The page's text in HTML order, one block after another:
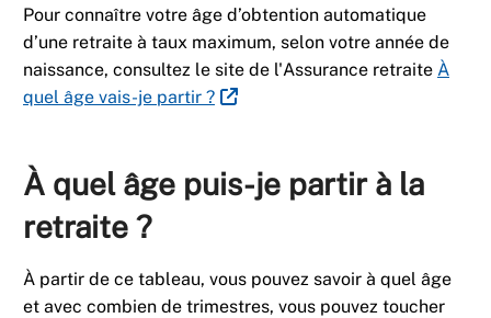
Pour connaître votre âge d’obtention automatique
d’une retraite à taux maximum, selon votre année de
naissance, consultez le site de l'Assurance retraite À
quel âge vais-je partir ?
À quel âge puis-je partir à la
retraite ?
À partir de ce tableau, vous pouvez savoir à quel âge
et avec combien de trimestres, vous pouvez toucher